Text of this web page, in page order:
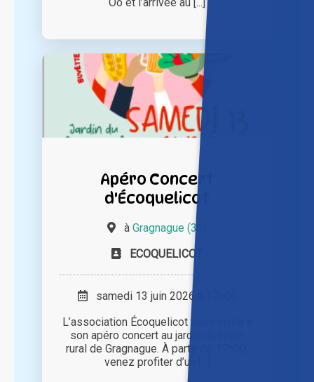
Apéro Concert
d'Écoquelicot
à Gragnague (31)
ECOQUELICOT
samedi 13 juin 2026 à 17h00
L’association Écoquelicot vous invite à
son apéro concert au jardin du foyer
rural de Gragnague. À partir de 17h00,
venez profiter d’un [...]